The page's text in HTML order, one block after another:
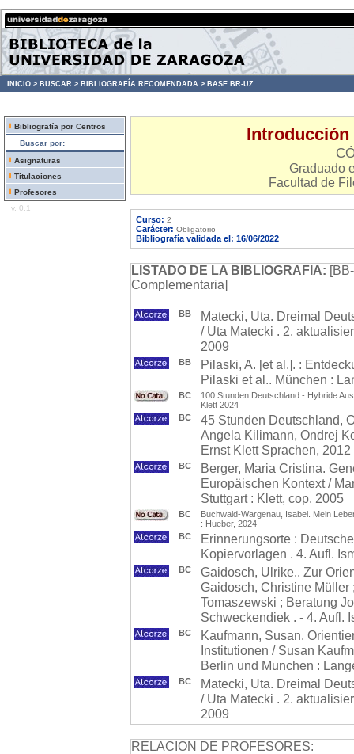
INICIO > BUSCAR > BIBLIOGRAFÍA RECOMENDADA > BASE BR-UZ
Bibliografía por Centros
Buscar por:
Asignaturas
Titulaciones
Profesores
v. 0.1
Introducción
Graduado
Facultad de
Curso: 2
Carácter: Obligatorio
Bibliografía validada el: 16/06/2022
LISTADO DE LA BIBLIOGRAFIA:
Complementaria]
BB
Matecki, Uta. Dreimal
/ Uta Matecki . 2.
2009
BB
Pilaski, A. [et al.]. :
Pilaski et al.. München :
BC
100 Stunden Deutschland - Hybride
Klett 2024
BC
45 Stunden Deutschland,
Angela Kilimann, Ondrej
Ernst Klett Sprachen, 2012
BC
Berger, Maria Cristina.
Europäischen Kontext /
Stuttgart : Klett, cop. 2005
BC
Buchwald-Wargenau, Isabel. Mein
: Hueber, 2024
BC
Erinnerungsorte :
Kopiervorlagen . 4. Aufl.
BC
Gaidosch, Ulrike.. Zur
Gaidosch, Christine Müller
Tomaszewski ; Beratung
Schweckendiek . - 4. Aufl.
BC
Kaufmann, Susan.
Institutionen / Susan
Berlin und Munchen :
BC
Matecki, Uta. Dreimal
/ Uta Matecki . 2.
2009
RELACION DE PROFESORES: